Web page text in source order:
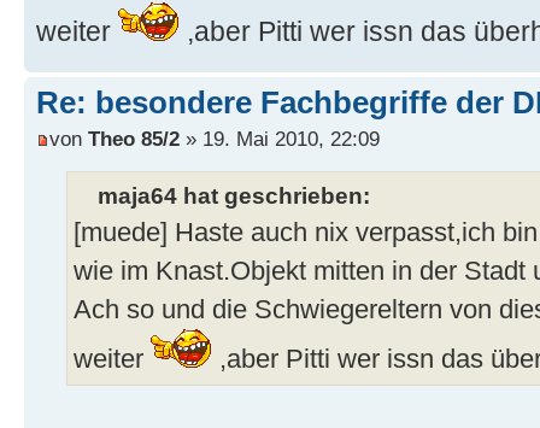
weiter
,aber Pitti wer issn das
Re: besondere Fachbegriffe der
von Theo 85/2 » 19. Mai 2010, 22:09
maja64 hat geschrieben:
[muede] Haste auch nix verpasst,ich
wie im Knast.Objekt mitten in der Stadt
Ach so und die Schwiegereltern von
weiter
,aber Pitti wer issn das